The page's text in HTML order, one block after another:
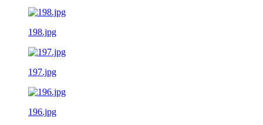
198.jpg
197.jpg
196.jpg